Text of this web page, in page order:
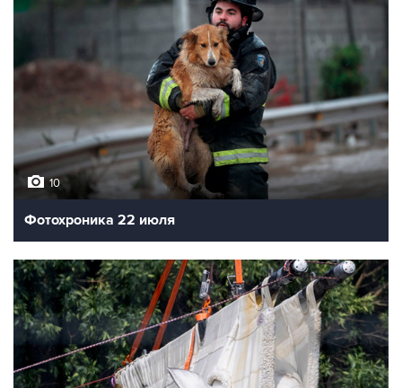
10
Фотохроника 22 июля